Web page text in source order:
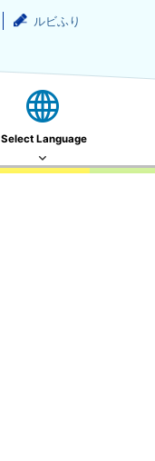
ルビふり
Select Language